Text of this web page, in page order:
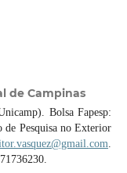
de Campinas
Bolsa Fapesp:
de Pesquisa no Exterior
.